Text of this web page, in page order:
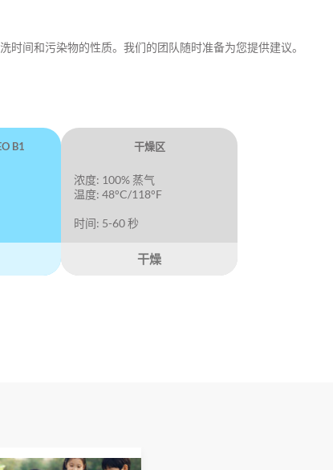
间和污染物的性质。我们的团队随时准备为您提供建议。
B1 干燥区
浓度: 100% 蒸气
温度: 48°C/118°F
时间: 5-60 秒
干燥